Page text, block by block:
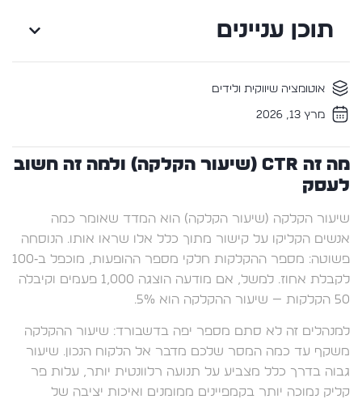
תוכן עניינים
אוטומציה שיווקית ולידים
מרץ 13, 2026
מה זה CTR (שיעור הקלקה) ולמה זה חשוב
לעסק
שיעור הקלקה (שיעור הקלקה) הוא המדד שאומר כמה
אנשים הקליקו על קישור מתוך כלל אלו שראו אותו. הנוסחה
פשוטה: מספר ההקלקות חלקי מספר ההופעות, מוכפל ב‑100
לקבלת אחוז. למשל, אם מודעה הוצגה 1,000 פעמים וקיבלה
50 הקלקות — שיעור ההקלקה הוא 5%.
למנהלים זה לא סתם מספר יפה בדשבורד: שיעור ההקלקה
משקף עד כמה המסר שלכם מדבר אל הלקוח הנכון. שיעור
גבוה בדרך כלל מצביע על תנועה רלוונטית יותר, עלות פר
קליק נמוכה יותר בקמפיינים ממומנים ואיכות יציבה של